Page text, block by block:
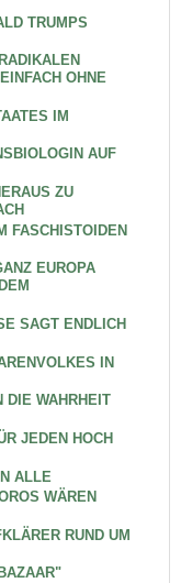
TRUMPS
OHNE
IM
AUF
ZU
FASCHISTOIDEN
EUROPA
SAGT ENDLICH
IN
DIE WAHRHEIT
JEDEN HOCH
ALLE
WÄREN
RUND UM